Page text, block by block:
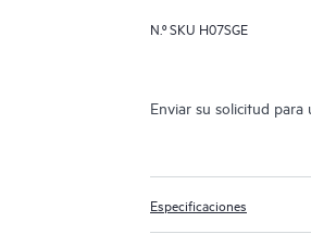
N.º SKU H07SGE
Enviar su solicitud
Especificaciones